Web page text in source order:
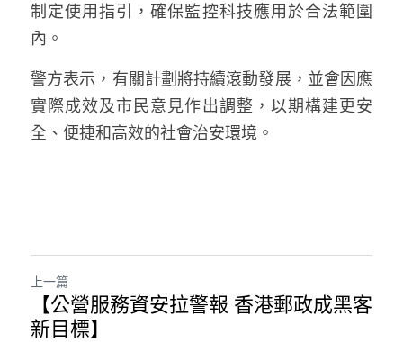
汪明欣專欄
莊豪鋒專欄
香港科技專上書院｜專欄
制定使用指引，確保監控科技應用於合法範圍
內。
警方表示，有關計劃將持續滾動發展，並會因應
實際成效及市民意見作出調整，以期構建更安
全、便捷和高效的社會治安環境。
上一篇
【公營服務資安拉警報 香港郵政成黑客
新目標】